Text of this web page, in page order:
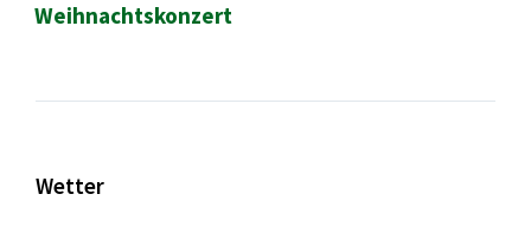
Weihnachtskonzert
Wetter